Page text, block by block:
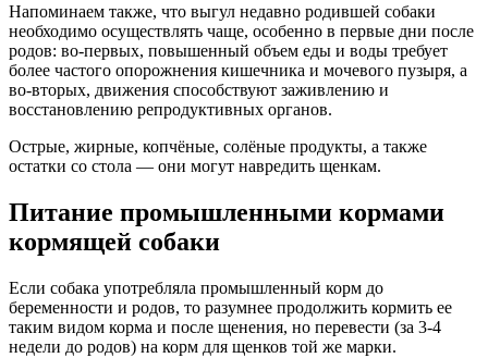
Напоминаем также, что выгул недавно родившей собаки
необходимо осуществлять чаще, особенно в первые дни после
родов: во-первых, повышенный объем еды и воды требует
более частого опорожнения кишечника и мочевого пузыря, а
во-вторых, движения способствуют заживлению и
восстановлению репродуктивных органов.
Острые, жирные, копчёные, солёные продукты, а также
остатки со стола — они могут навредить щенкам.
Питание промышленными кормами
кормящей собаки
Если собака употребляла промышленный корм до
беременности и родов, то разумнее продолжить кормить ее
таким видом корма и после щенения, но перевести (за 3-4
недели до родов) на корм для щенков той же марки.